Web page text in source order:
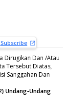
Subscribe
Dirugikan Dan /Atau
Tersebut Diatas,
Sanggahan Dan
Undang-Undang